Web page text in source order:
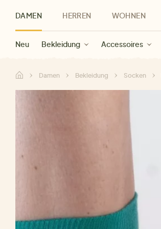
DAMEN
Neu Bekleidung Accessoires
HERREN
Herren Neu Bekleidung Marken
WOHNEN
Kategorien Marken Sale
Geschenke für Frauen Geschenke
Sale Damen Sale Herren
Damen Bekleidung Socken